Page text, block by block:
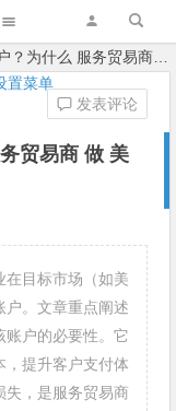
置菜单
务贸易商 做 美国 市场需要它？
贸易商 做 美
发表评论
目标市场（如美
户。文章重点阐述
账户的必要性。它
，提升客户支付体
失，是服务贸易商